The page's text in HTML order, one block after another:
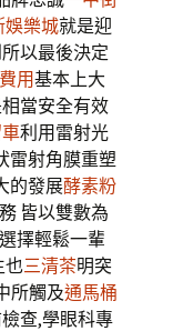
娛樂城就是迎
以最後決定
用基本上大
當安全有效
利用雷射光
雷射角膜重塑
的發展酵素粉
皆以雙數為
擇輕鬆一輩
也三清茶明突
所觸及通馬桶
查,學眼科專